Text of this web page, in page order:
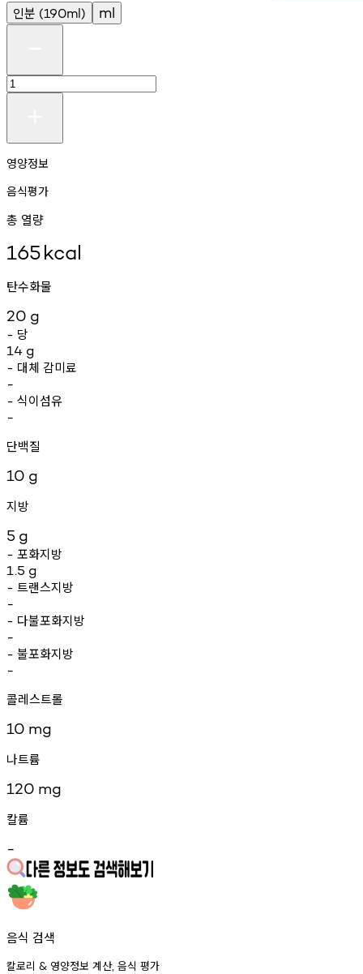
인분 (190ml) ml
영양정보
음식평가
총 열량
165kcal
탄수화물
20 g
- 당
14 g
- 대체 감미료
-
- 식이섬유
-
단백질
10 g
지방
5 g
- 포화지방
1.5 g
- 트랜스지방
-
- 다불포화지방
-
- 불포화지방
-
콜레스트롤
10 mg
나트륨
120 mg
칼륨
-
음식 검색
칼로리 & 영양정보 계산, 음식 평가